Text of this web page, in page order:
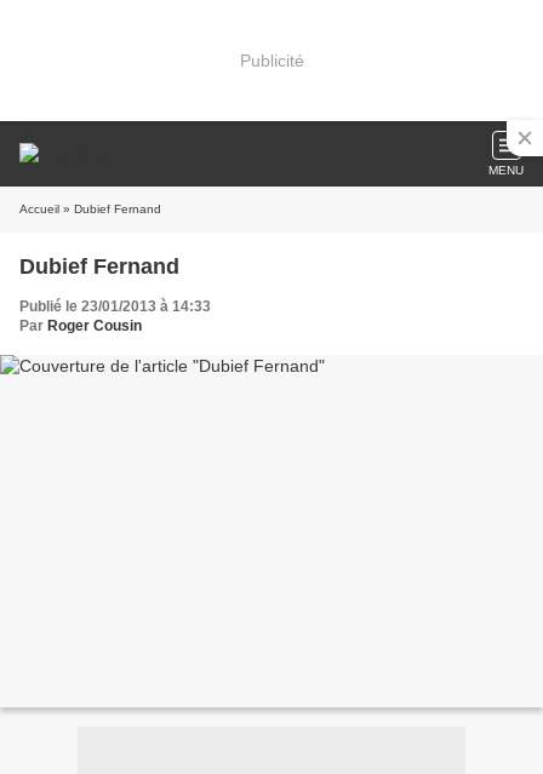
Publicité
MENU
Accueil » Dubief Fernand
Dubief Fernand
Publié le 23/01/2013 à 14:33
Par Roger Cousin